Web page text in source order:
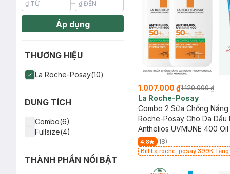
Áp dụng
THƯƠNG HIỆU
La Roche-Posay(10)
DUNG TÍCH
Combo(6)
Fullsize(4)
THÀNH PHẦN NỔI BẬT
1.007.000 ₫1.120.000 ₫
La Roche-Posay
Combo 2 Sữa Chống Nắng
Roche-Posay Cho Da Dầu
50ml
Anthelios UVMUNE 400
Fluid
4.8 (18)
Bill La roche-posay 399K Tặng